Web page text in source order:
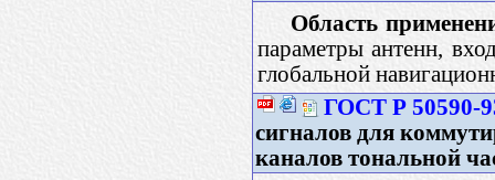
Область
параметры антенн,
глобальной
ГОСТ Р 50590-
сигналов для
каналов тональной